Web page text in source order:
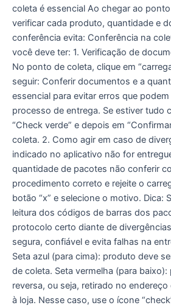
coleta é essencial Ao chegar ao
verificar cada produto, quantidade e
conferência evita: Conferência na
você deve ter: 1. Verificação de
No ponto de coleta, clique em
seguir: Conferir documentos e a
essencial para evitar erros que
processo de entrega. Se estiver tudo
“Check verde” e depois em
coleta. 2. Como agir em caso de
indicado no aplicativo não for
quantidade de pacotes não conferir
procedimento correto e rejeite o
botão “x” e selecione o motivo. Dica:
leitura dos códigos de barras dos
protocolo certo diante de
segura, confiável e evita falhas na
Seta azul (para cima): produto deve
de coleta. Seta vermelha (para
reversa, ou seja, retirado no
à loja. Nesse caso, use o ícone